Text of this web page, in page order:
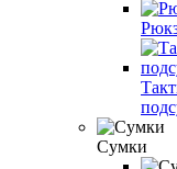
Сумки